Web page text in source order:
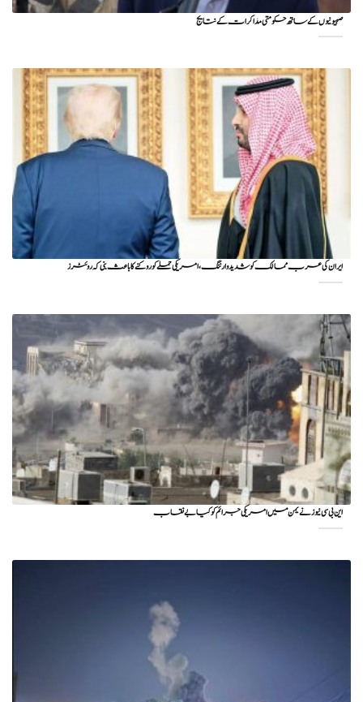
صہیونیوں کے ساتھ حکومتی مذاکرات کے نتایج
ایران کی عرب ممالک کو شدید وارننگ، امریکی حملے کو روکنے کا باعث بنی کہ روئٹرز
این بی سی نیوز نے یمن میں امریکی جرائم کو کیا بے نقاب